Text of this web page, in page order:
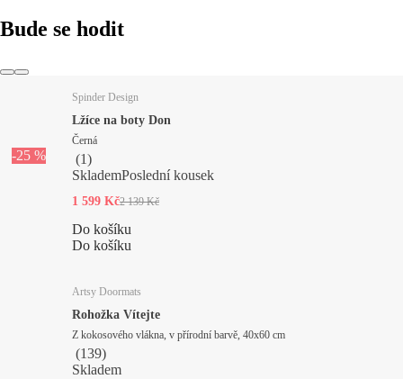
Bude se hodit
-25 %
Spinder Design
Lžíce na boty Don
Černá
(1)
SklademPoslední kousek
1 599 Kč2 139 Kč
Do košíku
Do košíku
Artsy Doormats
Rohožka Vítejte
Z kokosového vlákna, v přírodní barvě, 40x60 cm
(139)
Skladem